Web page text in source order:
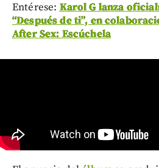
Entérese: Karol G lanza
“Después de ti”, en
After Sex: Escúchela